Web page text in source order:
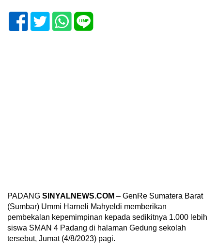
PADANG SINYALNEWS.COM – GenRe Sumatera Barat
(Sumbar) Ummi Harneli Mahyeldi memberikan
pembekalan kepemimpinan kepada sedikitnya 1.000 lebih
siswa SMAN 4 Padang di halaman Gedung sekolah
tersebut, Jumat (4/8/2023) pagi.